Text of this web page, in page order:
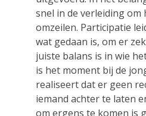
snel in de verleiding om
omzeilen. Participatie
wat gedaan is, om er
juiste balans is in wie
is het moment bij de
realiseert dat er geen
iemand achter te laten
om ergens te komen is